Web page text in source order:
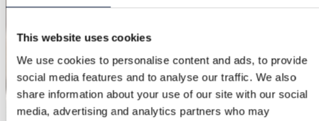
This website uses cookies
We use cookies to personalise content and ads, to provide
social media features and to analyse our traffic. We also
share information about your use of our site with our social
media, advertising and analytics partners who may